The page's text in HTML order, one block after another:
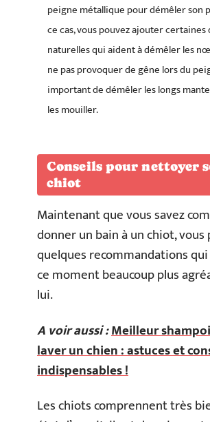
peigne métallique pour démêler son
ce cas, vous pouvez ajouter certaines
naturelles qui aident à démêler les
ne pas provoquer de gêne lors du
important de démêler les longs
les mouiller.
Conseils pour nettoyer
chiot
Maintenant que vous savez
donner un bain à un chiot, vous
quelques recommandations
ce moment beaucoup plus
lui.
A voir aussi :Meilleur
laver un chien : astuces et
indispensables !
Les chiots comprennent très